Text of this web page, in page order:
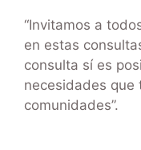
“Invitamos a
en estas
consulta sí es
necesidades que
comunidades”.